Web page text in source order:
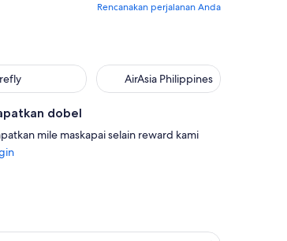
Rencanakan perjalanan Anda
AirAsia Philippines
dobel
mile maskapai selain reward kami